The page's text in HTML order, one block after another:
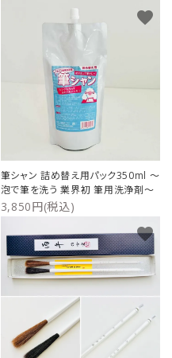
筆シャン 詰め替え用パック350ml ～
泡で筆を洗う 業界初 筆用洗浄剤～
3,850円(税込)
favorite
favorite